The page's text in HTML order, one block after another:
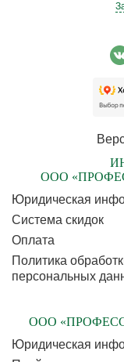
ООО
Юридическая
Cистема скидок
Оплата
Политика
персональных
ООО
Юридическая